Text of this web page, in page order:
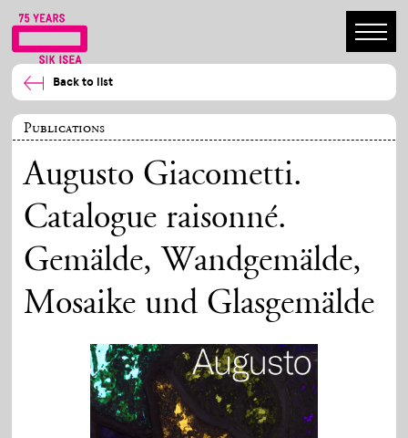
Back to list
Publications
Augusto Giacometti.
Catalogue raisonné.
Gemälde, Wandgemälde,
Mosaike und Glasgemälde